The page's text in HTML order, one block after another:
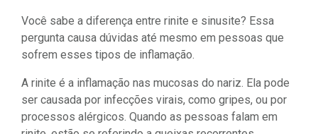
Você sabe a diferença entre rinite e sinusite? Essa
pergunta causa dúvidas até mesmo em pessoas que
sofrem esses tipos de inflamação.
A rinite é a inflamação nas mucosas do nariz. Ela pode
ser causada por infecções virais, como gripes, ou por
processos alérgicos. Quando as pessoas falam em